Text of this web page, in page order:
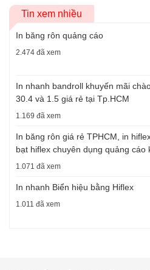
Tin xem nhiều
In băng rôn quảng cáo
2.474 đã xem
In nhanh bandroll khuyến mãi
30.4 và 1.5 giá rẻ tại Tp.HCM
1.169 đã xem
In băng rôn giá rẻ TPHCM, in
bạt hiflex chuyên dụng quảng cáo
1.071 đã xem
In nhanh Biển hiệu bằng Hiflex
1.011 đã xem